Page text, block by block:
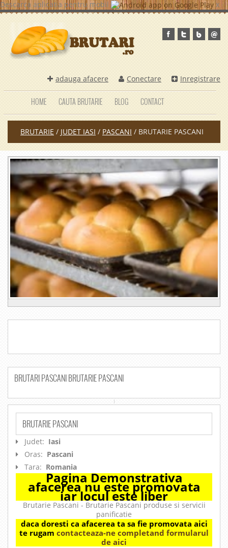
Descarca aplicatia pentru mobil x
adauga afacere Conectare Inregistrare
HOME CAUTA BRUTARIE BLOG CONTACT
BRUTARIE / JUDET IASI / PASCANI / BRUTARIE PASCANI
BRUTARI PASCANI BRUTARIE PASCANI
BRUTARIE PASCANI
Judet: Iasi
Oras: Pascani
Tara: Romania
Pagina Demonstrativa
afacerea nu este promovata
iar locul este liber
Brutarie Pascani - Brutarie Pascani produse si servicii
panificatie
daca doresti ca afacerea ta sa fie promovata aici
te rugam contacteaza-ne completand formularul
de aici